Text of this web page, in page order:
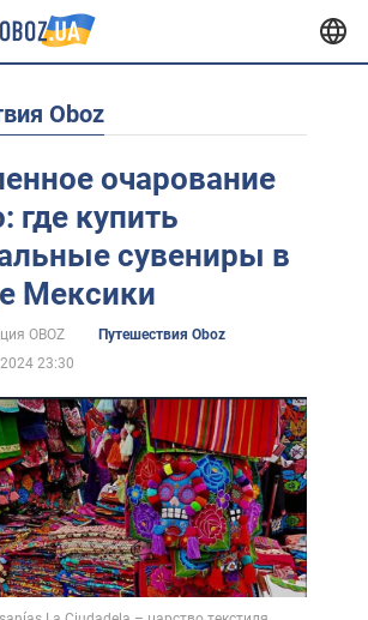
Oboz
очарование
где купить
сувениры в
Мексики
OBOZ
Путешествия Oboz
23:30